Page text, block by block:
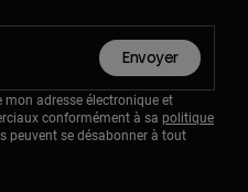
Envoyer
adresse électronique et
conformément à sa politique
peuvent se désabonner à tout